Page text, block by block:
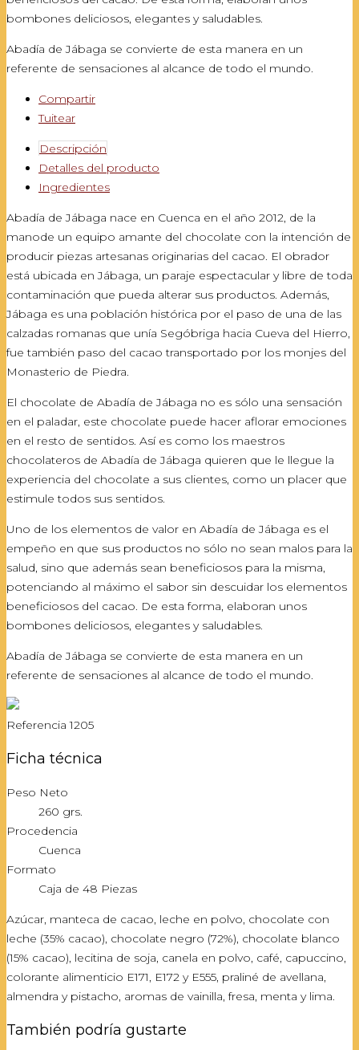
bombones deliciosos, elegantes y saludables.
Abadía de Jábaga se convierte de esta manera en un
referente de sensaciones al alcance de todo el mundo.
Compartir
Tuitear
Descripción
Detalles del producto
Ingredientes
Abadía de Jábaga nace en Cuenca en el año 2012, de la
manode un equipo amante del chocolate con la intención de
producir piezas artesanas originarias del cacao. El obrador
está ubicada en Jábaga, un paraje espectacular y libre de toda
contaminación que pueda alterar sus productos. Además,
Jábaga es una población histórica por el paso de una de las
calzadas romanas que unía Segóbriga hacia Cueva del Hierro,
fue también paso del cacao transportado por los monjes del
Monasterio de Piedra.
El chocolate de Abadía de Jábaga no es sólo una sensación
en el paladar, este chocolate puede hacer aflorar emociones
en el resto de sentidos. Así es como los maestros
chocolateros de Abadía de Jábaga quieren que le llegue la
experiencia del chocolate a sus clientes, como un placer que
estimule todos sus sentidos.
Uno de los elementos de valor en Abadía de Jábaga es el
empeño en que sus productos no sólo no sean malos para la
salud, sino que además sean beneficiosos para la misma,
potenciando al máximo el sabor sin descuidar los elementos
beneficiosos del cacao. De esta forma, elaboran unos
bombones deliciosos, elegantes y saludables.
Abadía de Jábaga se convierte de esta manera en un
referente de sensaciones al alcance de todo el mundo.
Referencia1205
Ficha técnica
Peso Neto
260 grs.
Procedencia
Cuenca
Formato
Caja de 48 Piezas
Azúcar, manteca de cacao, leche en polvo, chocolate con
leche (35% cacao), chocolate negro (72%), chocolate blanco
(15% cacao), lecitina de soja, canela en polvo, café, capuccino,
colorante alimenticio E171, E172 y E555, praliné de avellana,
almendra y pistacho, aromas de vainilla, fresa, menta y lima.
También podría gustarte